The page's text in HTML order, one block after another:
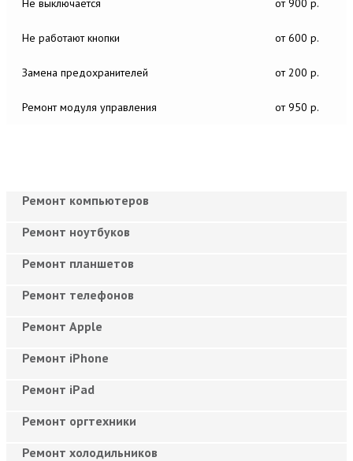
Не выключается от 900 р.
Не работают кнопки от 600 р.
Замена предохранителей от 200 р.
Ремонт модуля управления от 950 р.
Ремонт компьютеров
Ремонт ноутбуков
Ремонт планшетов
Ремонт телефонов
Ремонт Apple
Ремонт iPhone
Ремонт iPad
Ремонт оргтехники
Ремонт холодильников